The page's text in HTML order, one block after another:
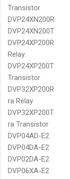
Transistor
DVP24XN200R
DVP24XN200T
DVP24XP200R
Relay
DVP24XP200T
Transistor
DVP32XP200R
ra Relay
DVP32XP200T
ra Transistor
DVP04AD-E2
DVP04DA-E2
DVP02DA-E2
DVP06XA-E2